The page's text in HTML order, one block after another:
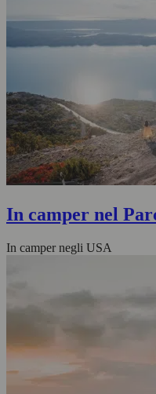
In camper nel
In camper negli USA